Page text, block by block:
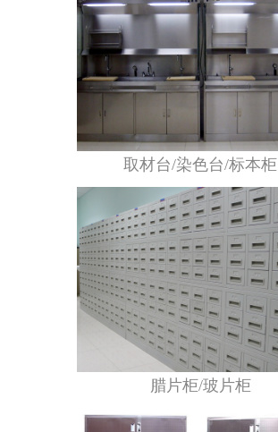
取材台/染色台/标本柜
腊片柜/玻片柜